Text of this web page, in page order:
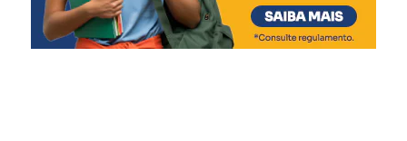
Influenza
Covid-19 (1ª dose)